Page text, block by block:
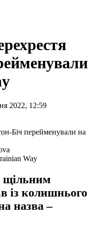
2022, 12:59
Way
щільним
із колишнього
назва –